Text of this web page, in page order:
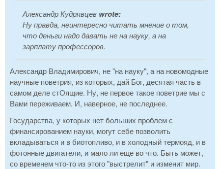
Александр Кудрявцев wrote:
Ну правда, неинтересно читать мнение о том,
что деньги надо давать не на науку, а на
зарплату профессоров.
Александр Владимирович, не "на науку", а на новомодные
научные поветрия, из которых, дай Бог, десятая часть в
самом деле стОящие. Ну, не первое такое поветрие мы с
Вами переживаем. И, наверное, не последнее.
Государства, у которых нет больших проблем с
финансированием науки, могут себе позволить
вкладываться и в биотопливо, и в холодный термояд, и в
фотонные двигатели, и мало ли еще во что. Быть может,
со временем что-то из этого "выстрелит" и изменит мир.